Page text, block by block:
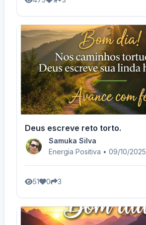
Deus escreve reto torto.
Samuka Silva
Energia Positiva • 09/10/2025
51 0 3